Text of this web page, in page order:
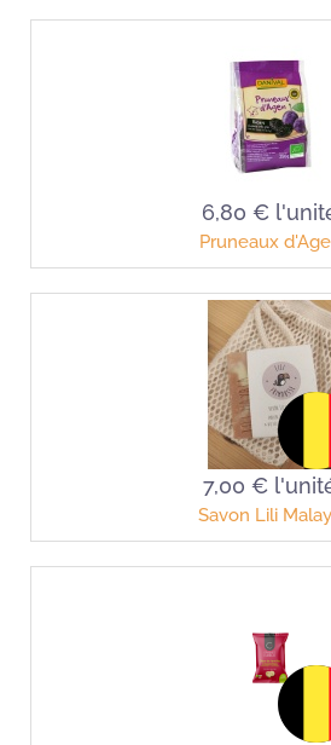
6,80 €
Pruneaux
7,00 €
Savon Lili